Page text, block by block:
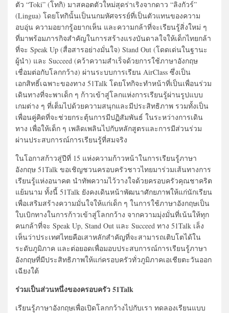
ตัว “Toki” (โทกิ) มาสคอตตัวใหม่สุดร่าเริงจากดาว “ลิงกัวร์”
(Lingua) โดยโทกินั้นเป็นนกมหัศจรรย์ที่เป็นตัวแทนของความ
อบอุ่น ความอยากรู้อยากเห็น และความกล้าที่จะเรียนรู้สิ่งใหม่ ๆ
ที่มาพร้อมภารกิจสำคัญในการสร้างแรงบันดาลใจให้เด็กไทยกล้า
ที่จะ Speak Up (สื่อสารอย่างมั่นใจ) Stand Out (โดดเด่นในฐานะ
ผู้นำ) และ Succeed (คว้าความสำเร็จด้วยการใช้ภาษาอังกฤษ
เชื่อมต่อกับโลกกว้าง) ผ่านระบบการเรียน AirClass ซึ่งเป็น
เอกสิทธิ์เฉพาะของทาง 51Talk โดยโทกิจะทำหน้าที่เป็นเพื่อนร่วม
เดินทางที่จะพาเด็ก ๆ ก้าวเข้าสู่โลกแห่งการเรียนรู้ผ่านรูปแบบ
เกมต่าง ๆ ที่เต็มไปด้วยความสนุกและมีประสิทธิภาพ รวมทั้งเป็น
เพื่อนคู่คิดที่จะช่วยกระตุ้นการมีปฏิสัมพันธ์ ในระหว่างการเดิน
ทาง เพื่อให้เด็ก ๆ เพลิดเพลินไปกับหลักสูตรและการมีส่วนร่วม
ผ่านประสบการณ์การเรียนรู้ที่สมจริง
ในโอกาสก้าวสู่ปีที่ 15 แห่งความก้าวหน้าในการเรียนรู้ภาษา
อังกฤษ 51Talk ขอเชิญชวนครอบครัวชาวไทยมาร่วมเส้นทางการ
เรียนรู้แห่งอนาคต นำทัพความไว้วางใจด้วยครอบครัวคุณชาคริต
แย้มนาม ทั้งนี้ 51Talk ยังคงเดินหน้าพัฒนาศักยภาพให้แก่นักเรียน
เพื่อเสริมสร้างความมั่นใจให้แก่เด็ก ๆ ในการใช้ภาษาอังกฤษเป็น
ใบเบิกทางในการก้าวเข้าสู่โลกกว้าง จากความมุ่งมั่นที่เน้นให้ทุก
คนกล้าที่จะ Speak Up, Stand Out และ Succeed ทาง 51Talk เล็ง
เห็นว่าประเทศไทยคือเสาหลักสำคัญที่จะสามารถเติบโตได้ใน
ระดับภูมิภาค และต่อยอดเพื่อมอบประสบการณ์การเรียนรู้ภาษา
อังกฤษที่มีประสิทธิภาพให้แก่ครอบครัวทั่วภูมิภาคเอเชียตะวันออก
เฉียงใต้
ร่วมเป็นส่วนหนึ่งของครอบครัว 51Talk
เรียนรู้ภาษาอังกฤษเพื่อเปิดโลกกว้างไปกับเรา ทดลองเรียนแบบ